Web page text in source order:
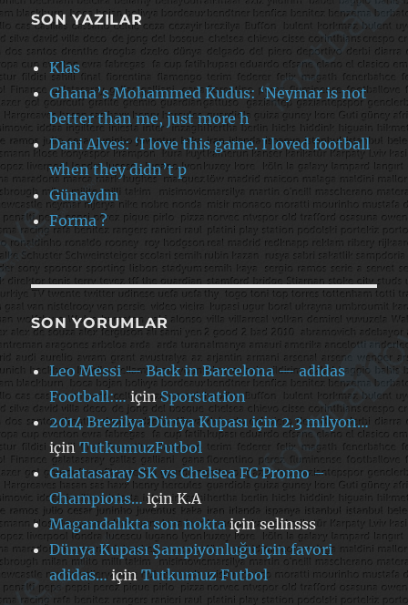
SON YAZILAR
Klas
Ghana’s Mohammed Kudus: ‘Neymar is not
better than me, just more h
Dani Alves: ‘I love this game. I loved football
when they didn’t p
Günaydın
Forma ?
SON YORUMLAR
Leo Messi — Back in Barcelona — adidas
Football:…içinSporstation
2014 Brezilya Dünya Kupası için 2.3 milyon…
içinTutkumuzFutbol
Galatasaray SK vs Chelsea FC Promo –
Champions… içinK.A
Magandalıkta son noktaiçinselinsss
Dünya Kupası Şampiyonluğu için favori
adidas…içinTutkumuz Futbol